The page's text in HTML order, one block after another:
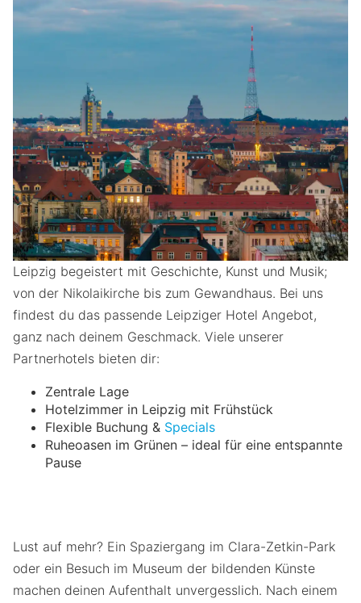
Leipzig begeistert mit Geschichte, Kunst und Musik;
von der Nikolaikirche bis zum Gewandhaus. Bei uns
findest du das passende Leipziger Hotel Angebot,
ganz nach deinem Geschmack. Viele unserer
Partnerhotels bieten dir:
Zentrale Lage
Hotelzimmer in Leipzig mit Frühstück
Flexible Buchung & Specials
Ruheoasen im Grünen – ideal für eine entspannte
Pause
Lust auf mehr? Ein Spaziergang im Clara-Zetkin-Park
oder ein Besuch im Museum der bildenden Künste
machen deinen Aufenthalt unvergesslich. Nach einem